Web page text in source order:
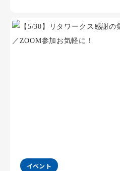
イベント